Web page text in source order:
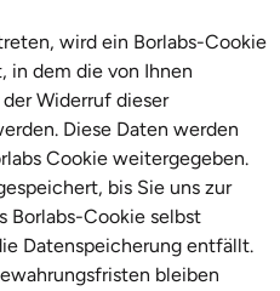
wird ein Borlabs-Cookie
in dem die von Ihnen
Widerruf dieser
Diese Daten werden
Cookie weitergegeben.
bis Sie uns zur
Borlabs-Cookie selbst
Datenspeicherung entfällt.
bleiben